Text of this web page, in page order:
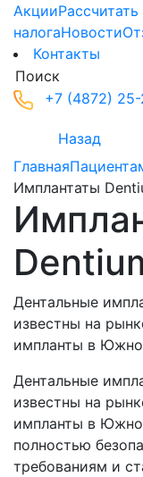
Акции
налогаНовости
Контакты
+7 (4872) 25-
Назад
Главная
Имплантаты
Дентальные
известны на
импланты в
Дентальные
известны на
импланты в
полностью
требованиям и